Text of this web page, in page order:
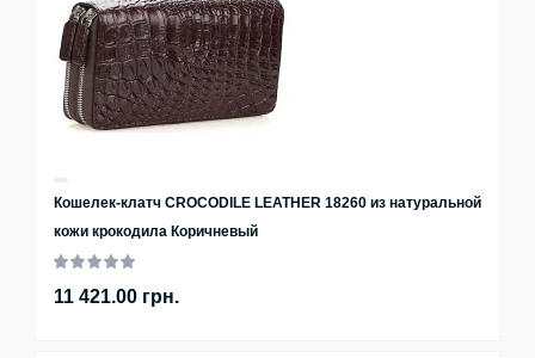
Кошелек-клатч CROCODILE LEATHER 18260 из натуральной
кожи крокодила Коричневый
11 421.00 грн.